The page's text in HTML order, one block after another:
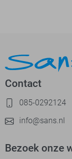
Contact
085-0292124
info@sans.nl
Bezoek onze